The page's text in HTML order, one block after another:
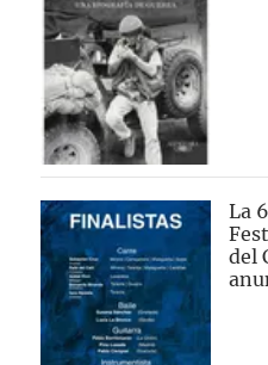
La
del